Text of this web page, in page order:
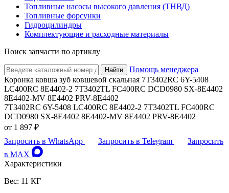
Топливные насосы высокого давления (ТНВД)
Топливные форсунки
Гидроцилиндры
Комплектующие и расходные материалы
Поиск запчасти по артиклу
Найти
Помощь менеджера
Коронка ковша зуб ковшевой скальная 7T3402RC 6Y-5408
LC400RC 8E4402-2 7T3402TL FC400RC DCD0980 SX-8E4402
8E4402-MV 8E4402 PRV-8E4402
7T3402RC 6Y-5408 LC400RC 8E4402-2 7T3402TL FC400RC
DCD0980 SX-8E4402 8E4402-MV 8E4402 PRV-8E4402
от 1 897 ₽
Запросить в WhatsApp
Запросить в Telegram
Запросить
в MAX
Характеристики
Вес: 11 КГ